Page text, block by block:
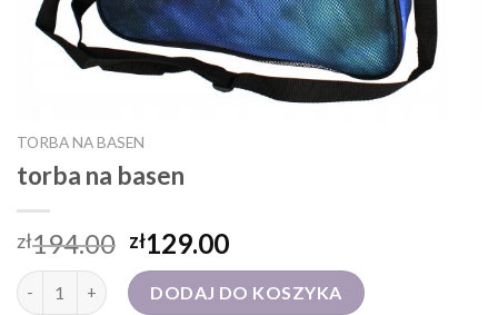
TORBA NA BASEN
torba na basen
zł194.00 zł129.00
ilość torba na basenDODAJ DO KOSZYKA